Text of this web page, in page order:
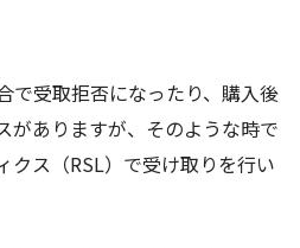
で受取拒否になったり、購入後
がありますが、そのような時で
クス（RSL）で受け取りを行い